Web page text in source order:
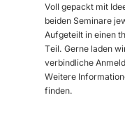
Voll gepackt mit
beiden Seminare
Aufgeteilt in einen
Teil. Gerne laden
verbindliche
Weitere
finden.